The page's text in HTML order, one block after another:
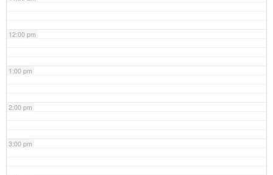
12:00 pm
1:00 pm
2:00 pm
3:00 pm